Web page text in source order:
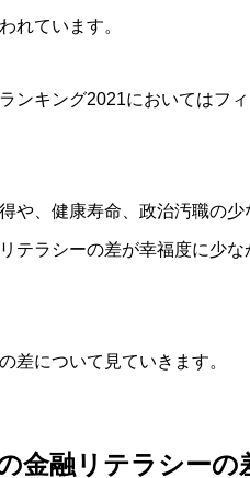
なら必ず耳にする「103万円の壁」
れています。
ンキング2021においてはフ
や、健康寿命、政治汚職の
テラシーの差が幸福度に少
差について見ていきます。
金融リテラシーの